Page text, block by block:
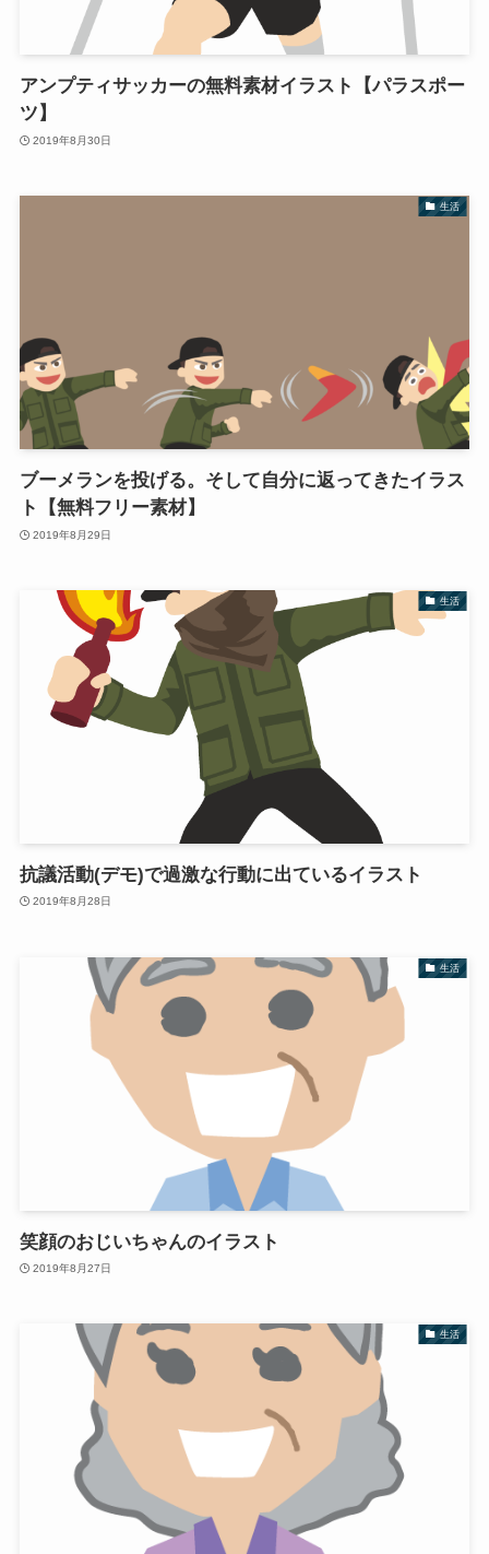
アンプティサッカーの無料素材イラスト【パラスポー
ツ】
2019年8月30日
生活
ブーメランを投げる。そして自分に返ってきたイラス
ト【無料フリー素材】
2019年8月29日
生活
抗議活動(デモ)で過激な行動に出ているイラスト
2019年8月28日
生活
笑顔のおじいちゃんのイラスト
2019年8月27日
生活